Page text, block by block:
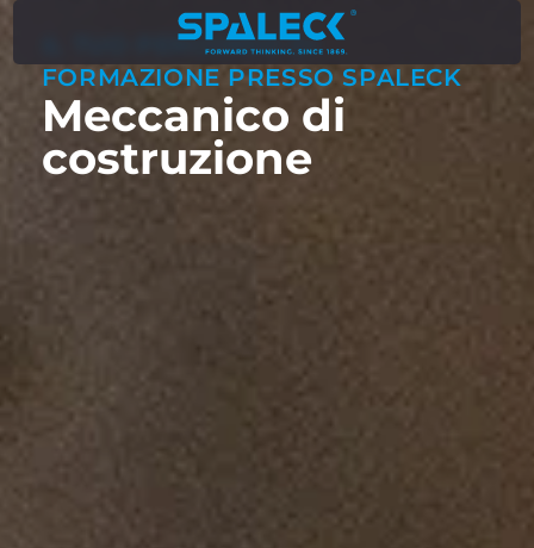
IL TUO PERCORSO DI
FORMAZIONE PRESSO SPALECK
Meccanico di
costruzione